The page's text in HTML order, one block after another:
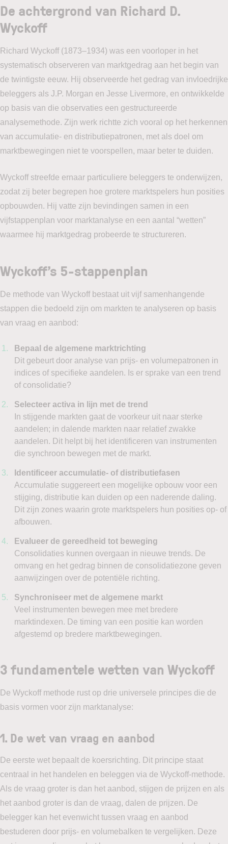
De achtergrond van Richard D.
Wyckoff
Richard Wyckoff (1873–1934) was een voorloper in het
systematisch observeren van marktgedrag aan het begin van
de twintigste eeuw. Hij observeerde het gedrag van invloedrijke
beleggers als J.P. Morgan en Jesse Livermore, en ontwikkelde
op basis van die observaties een gestructureerde
analysemethode. Zijn werk richtte zich vooral op het herkennen
van accumulatie- en distributiepatronen, met als doel om
marktbewegingen niet te voorspellen, maar beter te duiden.
Wyckoff streefde ernaar particuliere beleggers te onderwijzen,
zodat zij beter begrepen hoe grotere marktspelers hun posities
opbouwden. Hij vatte zijn bevindingen samen in een
vijfstappenplan voor marktanalyse en een aantal “wetten”
waarmee hij marktgedrag probeerde te structureren.
Wyckoff’s 5-stappenplan
De methode van Wyckoff bestaat uit vijf samenhangende
stappen die bedoeld zijn om markten te analyseren op basis
van vraag en aanbod:
Bepaal de algemene marktrichting
Dit gebeurt door analyse van prijs- en volumepatronen in
indices of specifieke aandelen. Is er sprake van een trend
of consolidatie?
Selecteer activa in lijn met de trend
In stijgende markten gaat de voorkeur uit naar sterke
aandelen; in dalende markten naar relatief zwakke
aandelen. Dit helpt bij het identificeren van instrumenten
die synchroon bewegen met de markt.
Identificeer accumulatie- of distributiefasen
Accumulatie suggereert een mogelijke opbouw voor een
stijging, distributie kan duiden op een naderende daling.
Dit zijn zones waarin grote marktspelers hun posities op- of
afbouwen.
Evalueer de gereedheid tot beweging
Consolidaties kunnen overgaan in nieuwe trends. De
omvang en het gedrag binnen de consolidatiezone geven
aanwijzingen over de potentiële richting.
Synchroniseer met de algemene markt
Veel instrumenten bewegen mee met bredere
marktindexen. De timing van een positie kan worden
afgestemd op bredere marktbewegingen.
3 fundamentele wetten van Wyckoff
De Wyckoff methode rust op drie universele principes die de
basis vormen voor zijn marktanalyse:
1. De wet van vraag en aanbod
De eerste wet bepaalt de koersrichting. Dit principe staat
centraal in het handelen en beleggen via de Wyckoff-methode.
Als de vraag groter is dan het aanbod, stijgen de prijzen en als
het aanbod groter is dan de vraag, dalen de prijzen. De
belegger kan het evenwicht tussen vraag en aanbod
bestuderen door prijs- en volumebalken te vergelijken. Deze